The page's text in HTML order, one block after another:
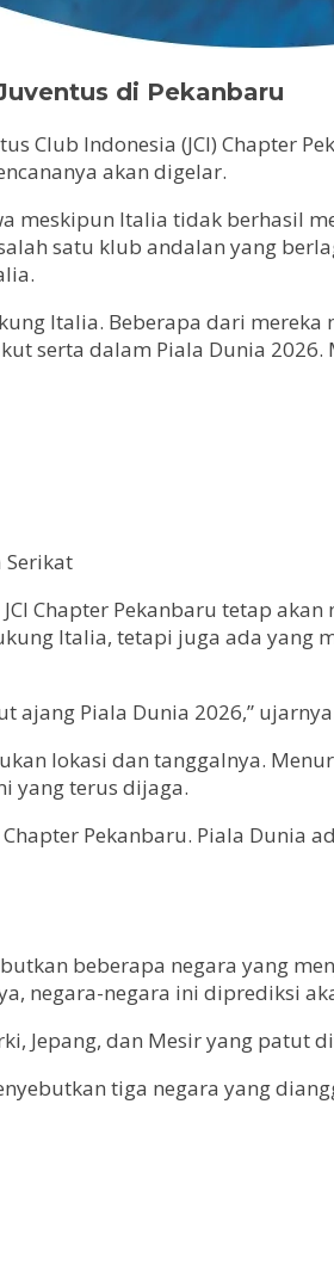
di Pekanbaru
Club Indonesia (JCI) Chapter
akan digelar.
meskipun Italia tidak berhasil
satu klub andalan yang
Italia. Beberapa dari
serta dalam Piala Dunia 2026.
Serikat
Chapter Pekanbaru tetap
Italia, tetapi juga ada yang
ajang Piala Dunia 2026,”
lokasi dan tanggalnya.
yang terus dijaga.
Pekanbaru. Piala
beberapa negara yang
negara-negara ini diprediksi
Jepang, dan Mesir yang patut
tiga negara yang